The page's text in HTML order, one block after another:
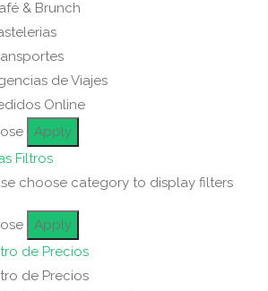
& Brunch
de Viajes
Online
Apply
Filtros
choose category to display filters
Apply
de Precios
de Precios